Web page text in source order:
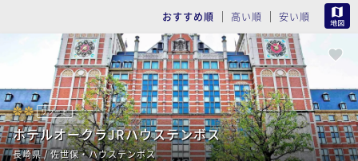
おすすめ順 高い順 安い順
リゾート
ホテルオークラJRハウステンボス
長崎県 / 佐世保・ハウステンボス